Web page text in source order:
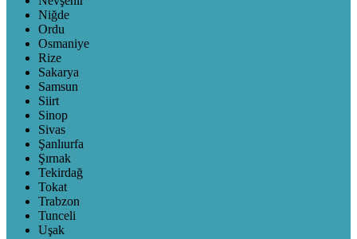
Niğde
Ordu
Osmaniye
Rize
Sakarya
Samsun
Siirt
Sinop
Sivas
Şanlıurfa
Şırnak
Tekirdağ
Tokat
Trabzon
Tunceli
Uşak